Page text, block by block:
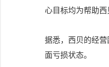
心目标均为帮助西
据悉，西贝的经
面亏损状态。